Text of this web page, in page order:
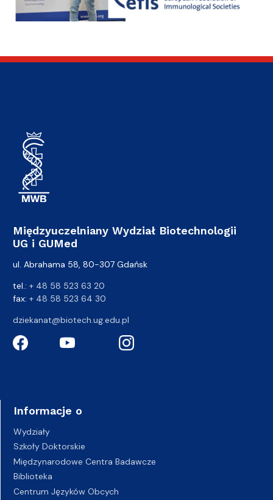
Międzyuczelniany Wydział Biotechnologii
UG i GUMed
ul. Abrahama 58, 80-307 Gdańsk
tel.: + 48 58 523 63 20
fax: + 48 58 523 64 30
dziekanat@biotech.ug.edu.pl
Informacje o
Wydziały
Szkoły Doktorskie
Międzynarodowe Centra Badawcze
Biblioteka
Centrum Języków Obcych